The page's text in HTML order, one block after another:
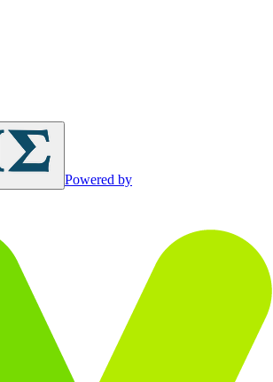
Powered by